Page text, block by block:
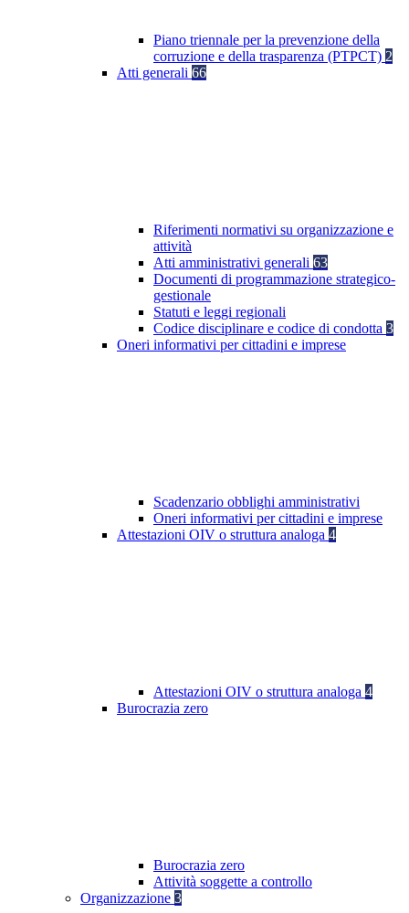
Piano triennale per la prevenzione della
corruzione e della trasparenza (PTPCT) 2
Atti generali 66
Riferimenti normativi su organizzazione e
attività
Atti amministrativi generali 63
Documenti di programmazione strategico-
gestionale
Statuti e leggi regionali
Codice disciplinare e codice di condotta 3
Oneri informativi per cittadini e imprese
Scadenzario obblighi amministrativi
Oneri informativi per cittadini e imprese
Attestazioni OIV o struttura analoga 4
Attestazioni OIV o struttura analoga 4
Burocrazia zero
Burocrazia zero
Attività soggette a controllo
Organizzazione 3